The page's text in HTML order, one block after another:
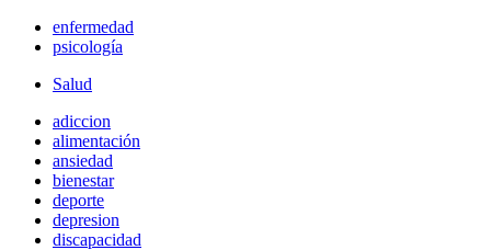
enfermedad
psicología
Salud
adiccion
alimentación
ansiedad
bienestar
deporte
depresion
discapacidad